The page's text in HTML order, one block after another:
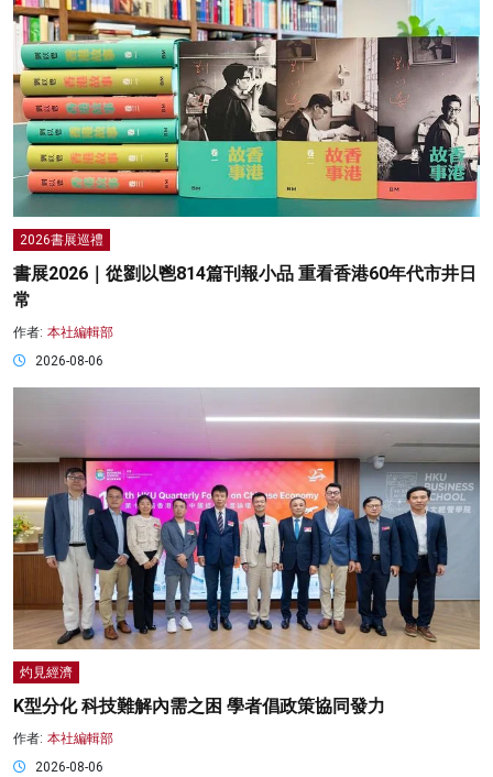
2026書展巡禮
書展2026｜從劉以鬯814篇刊報小品 重看香港60年代市井日
常
作者: 本社編輯部
2026-08-06
灼見經濟
K型分化 科技難解內需之困 學者倡政策協同發力
作者: 本社編輯部
2026-08-06